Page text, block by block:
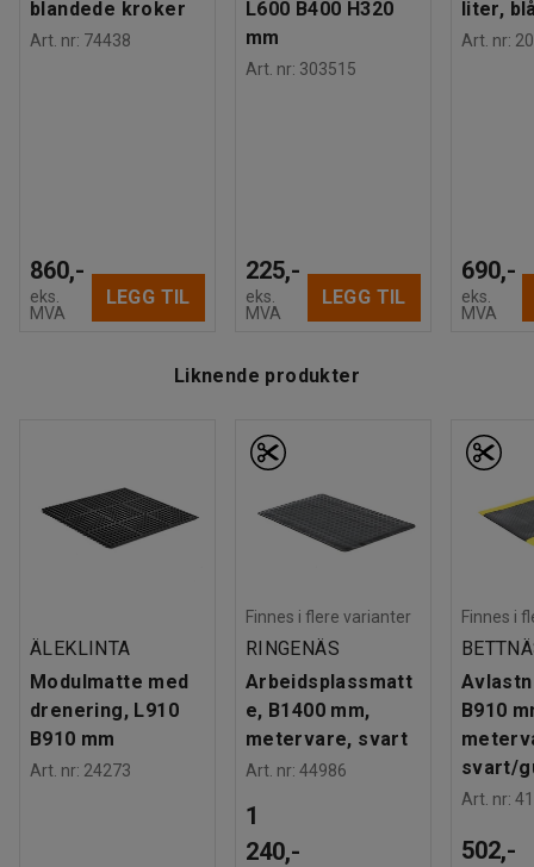
blandede kroker
Art. nr: 74438
860,-
eks.
MVA
LEGG TIL
L600 B400 H320
mm
Art. nr: 303515
225,-
eks.
MVA
LEGG TIL
liter,
Art. nr:
690,-
eks.
MVA
Liknende produkter
ÄLEKLINTA
Modulmatte med
drenering, L910
B910 mm
Art. nr: 24273
Finnes i flere varianter
RINGENÄS
Arbeidsplassmatt
e, B1400 mm,
metervare, svart
Art. nr: 44986
1
240,-
Finnes i
B910
svart/
Art. nr:
502,-